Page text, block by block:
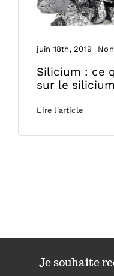
juin 18th, 2019
Silicium : ce
sur le
Lire l'article
Je souhaite